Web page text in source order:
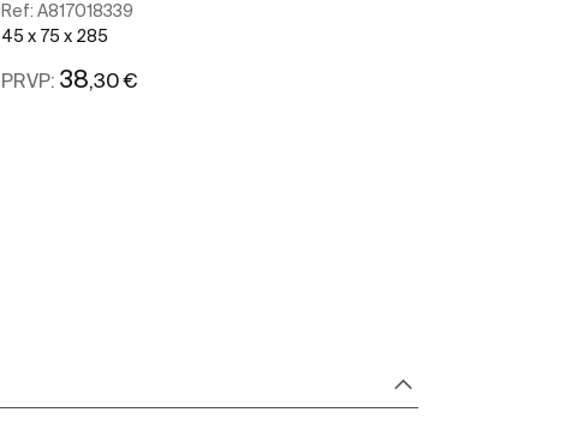
Ref: A817018339
45 x 75 x 285
PRVP: 38 ,30 €